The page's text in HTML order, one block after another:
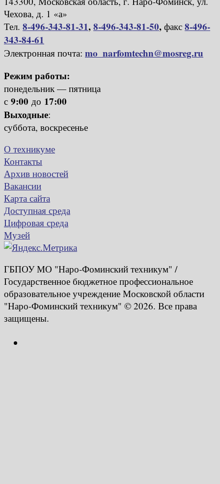
Чехова, д. 1 «а»
Тел. 8-496-343-81-31,8-496-343-81-50, факс 8-496-
343-84-61
Электронная почта: mo_narfomtechn@mosreg.ru
Режим работы:
понедельник — пятница
с 9:00 до 17:00
Выходные:
суббота, воскресенье
О техникуме
Контакты
Архив новостей
Вакансии
Карта сайта
Доступная среда
Цифровая среда
Музей
ГБПОУ МО "Наро-Фоминский техникум" /
Государственное бюджетное профессиональное
образовательное учреждение Московской области
"Наро-Фоминский техникум" © 2026. Все права
защищены.